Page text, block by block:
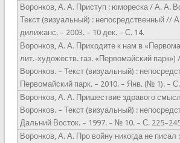
Воронков, А. А. Приступ : юмореска / А. А.
Текст (визуальный) : непосредственный //
дилижанс. – 2003. – 10 дек. – С. 14.
Воронков, А. А. Приходите к нам в
лит.-художеств. газ. «Первомайский парк»]
Воронков. – Текст (визуальный) :
Первомайский парк. – 2010. – Янв. (№ 1). –
Воронков, А. А. Пришествие здравого
Воронков. – Текст (визуальный) :
Дальний Восток. – 1997. – № 10. – С.
Воронков, А. А. Про войну никогда не писал